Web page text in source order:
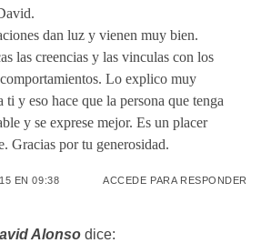
dan luz y vienen muy bien.
las creencias y las vinculas con los
Lo explico muy
ti y eso hace que la persona que tenga
y se exprese mejor. Es un placer
Gracias por tu generosidad.
EN 09:38 ACCEDE PARA RESPONDER
Alonso dice: